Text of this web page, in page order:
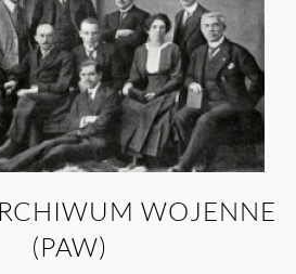
WOJENNE
(PAW)